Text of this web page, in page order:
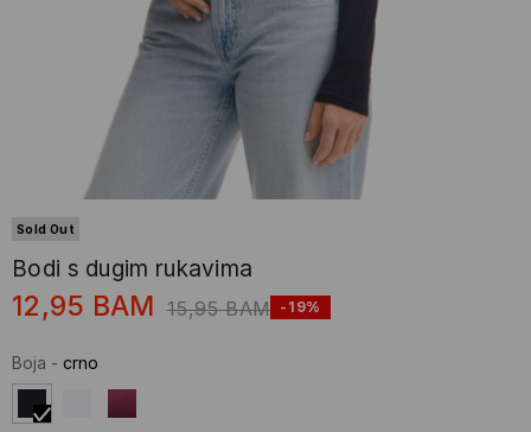
Sold Out
Bodi s dugim rukavima
12,95 BAM 15,95 BAM -19%
Boja - crno